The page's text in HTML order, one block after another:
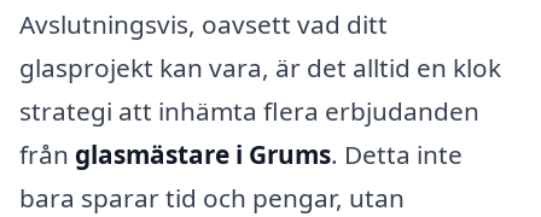
Avslutningsvis, oavsett vad ditt
glasprojekt kan vara, är det alltid en klok
strategi att inhämta flera erbjudanden
från glasmästare i Grums. Detta inte
bara sparar tid och pengar, utan